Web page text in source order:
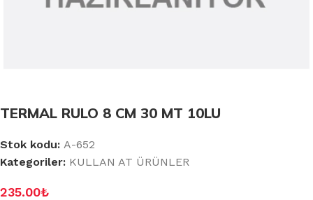
TERMAL RULO 8 CM 30 MT 10LU
Stok kodu: A-652
Kategoriler: KULLAN AT ÜRÜNLER
235.00₺